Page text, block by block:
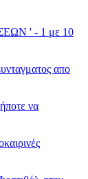
' - 1 με 10
απο
να